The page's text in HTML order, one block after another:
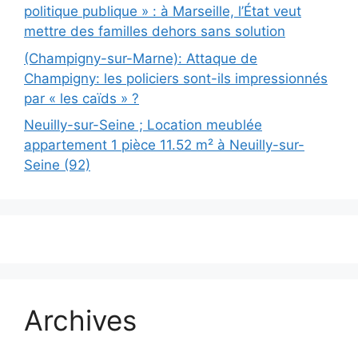
politique publique » : à Marseille, l’État veut
mettre des familles dehors sans solution
(Champigny-sur-Marne): Attaque de
Champigny: les policiers sont-ils impressionnés
par « les caïds » ?
Neuilly-sur-Seine ; Location meublée
appartement 1 pièce 11.52 m² à Neuilly-sur-
Seine (92)
Archives